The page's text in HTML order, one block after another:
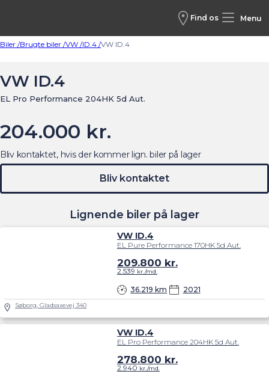
Find os Menu
Biler /Brugte biler /VW /ID.4 /VW ID.4
VW ID.4
EL Pro Performance 204HK 5d Aut.
204.000 kr.
Lignende biler på lager
VW ID.4
EL Pure Performance 170HK 5d Aut.
36.219 km 2021
209.800 kr.
2.539 kr./md.
Søborg, Gladsaxevej 340
VW ID.4
EL Pro Performance 204HK 5d Aut.
278.800 kr.
2.940 kr./md.
Bliv kontaktet, hvis der kommer lign. biler på lager
Bliv kontaktet